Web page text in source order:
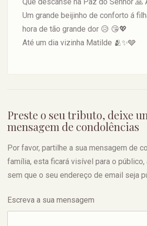
Um grande beijinho de conforto á
hora de tão grande dor 😥 😘💖
Até um dia vizinha Matilde 🫂✨🩶
Preste o seu tributo, deixe
mensagem de condolências
Por favor, partilhe a sua mensagem de
família, esta ficará visível para o público,
sem que o seu endereço de email seja
Escreva a sua mensagem